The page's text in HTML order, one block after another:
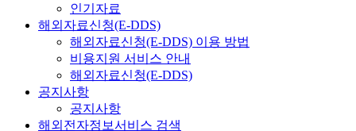
인기자료
해외자료신청(E-DDS)
해외자료신청(E-DDS) 이용 방법
비용지원 서비스 안내
해외자료신청(E-DDS)
공지사항
공지사항
해외전자정보서비스 검색